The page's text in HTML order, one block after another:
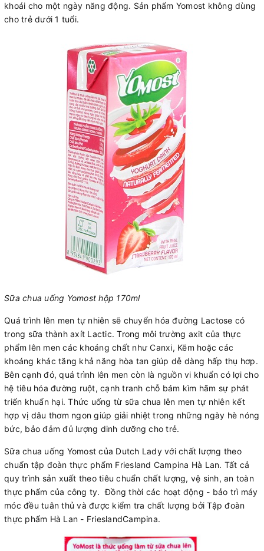
khoái cho một ngày năng động. Sản phẩm Yomost không dùng
cho trẻ dưới 1 tuổi.
Sữa chua uống Yomost hộp 170ml
Quá trình lên men tự nhiên sẽ chuyển hóa đường Lactose có
trong sữa thành axít Lactic. Trong môi trường axit của thực
phẩm lên men các khoáng chất như Canxi, Kẽm hoặc các
khoáng khác tăng khả năng hòa tan giúp dễ dàng hấp thụ hơp.
Bên cạnh đó, quá trình lên men còn là nguồn vi khuẩn có lợi cho
hệ tiêu hóa đường ruột, cạnh tranh chỗ bám kìm hãm sự phát
triển khuẩn hại. Thức uống từ sữa chua lên men tự nhiên kết
hợp vị dâu thơm ngon giúp giải nhiệt trong những ngày hè nóng
bức, bảo đảm đủ lượng dinh dưỡng cho trẻ.
Sữa chua uống Yomost của Dutch Lady với chất lượng theo
chuẩn tập đoàn thực phẩm Friesland Campina Hà Lan. Tất cả
quy trình sản xuất theo tiêu chuẩn chất lượng, vệ sinh, an toàn
thực phẩm của công ty. Đồng thời các hoạt động - bảo trì máy
móc đều tuân thủ và được kiểm tra chất lượng bởi Tập đoàn
thực phẩm Hà Lan - FrieslandCampina.